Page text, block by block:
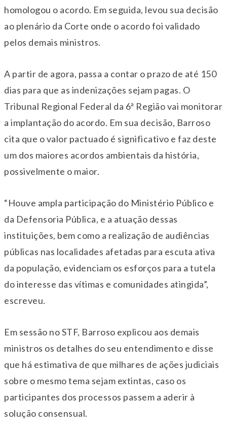
homologou o acordo. Em seguida, levou sua decisão
ao plenário da Corte onde o acordo foi validado
pelos demais ministros.
A partir de agora, passa a contar o prazo de até 150
dias para que as indenizações sejam pagas. O
Tribunal Regional Federal da 6ª Região vai monitorar
a implantação do acordo. Em sua decisão, Barroso
cita que o valor pactuado é significativo e faz deste
um dos maiores acordos ambientais da história,
possivelmente o maior.
“Houve ampla participação do Ministério Público e
da Defensoria Pública, e a atuação dessas
instituições, bem como a realização de audiências
públicas nas localidades afetadas para escuta ativa
da população, evidenciam os esforços para a tutela
do interesse das vítimas e comunidades atingida”,
escreveu.
Em sessão no STF, Barroso explicou aos demais
ministros os detalhes do seu entendimento e disse
que há estimativa de que milhares de ações judiciais
sobre o mesmo tema sejam extintas, caso os
participantes dos processos passem a aderir à
solução consensual.